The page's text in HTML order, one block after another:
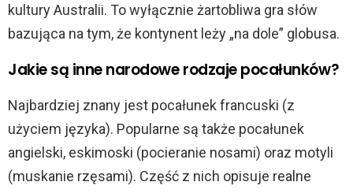
kultury Australii. To wyłącznie żartobliwa gra słów
bazująca na tym, że kontynent leży „na dole” globusa.
Jakie są inne narodowe rodzaje pocałunków?
Najbardziej znany jest pocałunek francuski (z
użyciem języka). Popularne są także pocałunek
angielski, eskimoski (pocieranie nosami) oraz motyli
(muskanie rzęsami). Część z nich opisuje realne